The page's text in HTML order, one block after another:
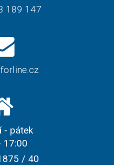
189 147
- pátek
17:00
/ 40